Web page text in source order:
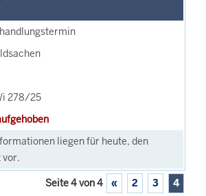
278/25
liegen für heute, den
Seite 4 von 4 « 2 3 4